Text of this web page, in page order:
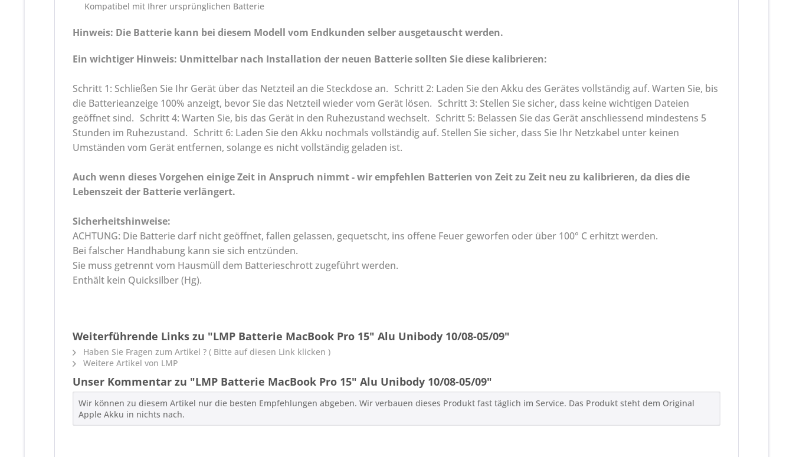
Kompatibel mit Ihrer ursprünglichen Batterie
Hinweis: Die Batterie kann bei diesem Modell vom Endkunden selber ausgetauscht werden.
Ein wichtiger Hinweis: Unmittelbar nach Installation der neuen Batterie sollten Sie diese kalibrieren:
Schritt 1: Schließen Sie Ihr Gerät über das Netzteil an die Steckdose an. Schritt 2: Laden Sie den Akku des Gerätes vollständig auf. Warten Sie, bis
die Batterieanzeige 100% anzeigt, bevor Sie das Netzteil wieder vom Gerät lösen. Schritt 3: Stellen Sie sicher, dass keine wichtigen Dateien
geöffnet sind. Schritt 4: Warten Sie, bis das Gerät in den Ruhezustand wechselt. Schritt 5: Belassen Sie das Gerät anschliessend mindestens 5
Stunden im Ruhezustand. Schritt 6: Laden Sie den Akku nochmals vollständig auf. Stellen Sie sicher, dass Sie Ihr Netzkabel unter keinen
Umständen vom Gerät entfernen, solange es nicht vollständig geladen ist.
Auch wenn dieses Vorgehen einige Zeit in Anspruch nimmt - wir empfehlen Batterien von Zeit zu Zeit neu zu kalibrieren, da dies die
Lebenszeit der Batterie verlängert.
Sicherheitshinweise:
ACHTUNG: Die Batterie darf nicht geöffnet, fallen gelassen, gequetscht, ins offene Feuer geworfen oder über 100° C erhitzt werden.
Bei falscher Handhabung kann sie sich entzünden.
Sie muss getrennt vom Hausmüll dem Batterieschrott zugeführt werden.
Enthält kein Quicksilber (Hg).
Weiterführende Links zu "LMP Batterie MacBook Pro 15" Alu Unibody 10/08-05/09"
Haben Sie Fragen zum Artikel ? ( Bitte auf diesen Link klicken )
Weitere Artikel von LMP
Unser Kommentar zu "LMP Batterie MacBook Pro 15" Alu Unibody 10/08-05/09"
Wir können zu diesem Artikel nur die besten Empfehlungen abgeben. Wir verbauen dieses Produkt fast täglich im Service. Das Produkt steht dem Original
Apple Akku in nichts nach.